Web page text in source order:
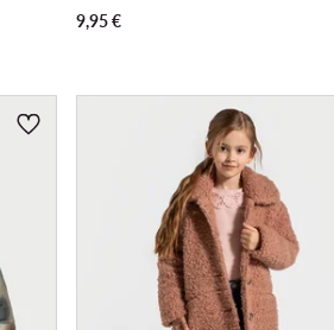
9,95€